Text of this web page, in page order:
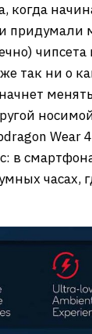
придумали
так ни о
Wear
в
часах,